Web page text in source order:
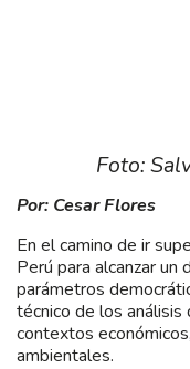
Foto:
Por: Cesar Flores
En el camino de ir
Perú para alcanzar
parámetros
técnico de los análisis
contextos
ambientales.